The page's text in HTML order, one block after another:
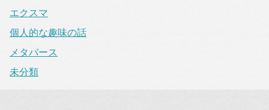
エクスマ
個人的な趣味の話
メタバース
未分類